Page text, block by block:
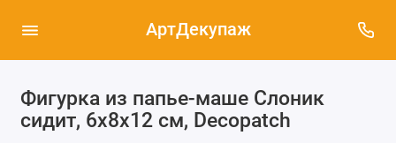
АртДекупаж
Фигурка из папье-маше Слоник
сидит, 6х8х12 см, Decopatch